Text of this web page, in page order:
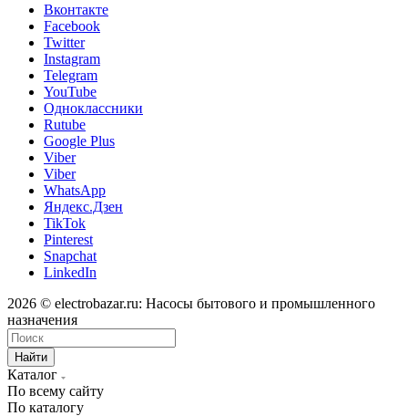
Вконтакте
Facebook
Twitter
Instagram
Telegram
YouTube
Одноклассники
Rutube
Google Plus
Viber
Viber
WhatsApp
Яндекс.Дзен
TikTok
Pinterest
Snapchat
LinkedIn
2026 © electrobazar.ru: Насосы бытового и промышленного
назначения
Найти
Каталог
По всему сайту
По каталогу